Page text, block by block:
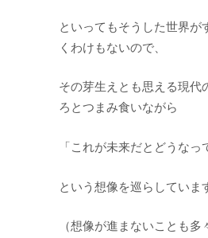
といってもそうした世界が
くわけもないので、
その芽生えとも思える現代
ろとつまみ食いながら
「これが未来だとどうなっ
という想像を巡らしていま
（想像が進まないことも多